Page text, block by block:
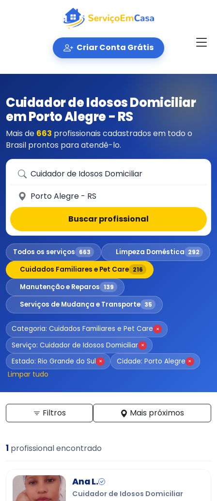
Criar Conta Grátis
Cuidador de Idosos Domiciliar
em Porto Alegre - RS
Mais de 663 profissionais cadastrados em todo o
Brasil prontos para atendê-lo.
Que serviço você precisa?
Em qual cidade?
Buscar profissional
Todos os serviços 663 Limpeza Doméstica 292
Cuidados Familiares e Pet Care 216
Manutenção e Reparos 139
Serviços de Mudança e Transporte 35
Categoria: Cuidados Familiares e Pet Care ×
Serviço: Cuidador de Idosos Domiciliar ×
Estado: Rio Grande do Sul × Cidade: Porto Alegre ×
Limpar tudo
Filtros Mais próximos
1 profissional encontrado
Ana L.
Cuidador de Idosos Domiciliar